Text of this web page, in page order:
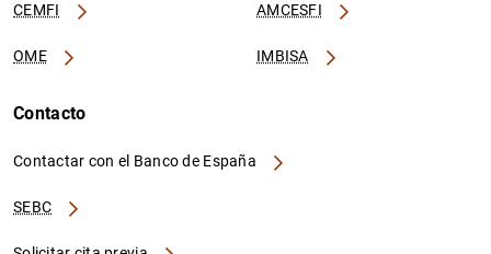
CEMFI AMCESFI
OME IMBISA
Contacto
Contactar con el Banco de España
SEBC